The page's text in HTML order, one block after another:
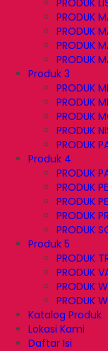
PRODUK
PRODUK
PRODUK
PRODUK
PRODUK
Produk 3
PRODUK
PRODUK
PRODUK
PRODUK
PRODUK
Produk 4
PRODUK
PRODUK
PRODUK
PRODUK
PRODUK
Produk 5
PRODUK
PRODUK
PRODUK
PRODUK
Katalog Produk
Lokasi Kami
Daftar Isi